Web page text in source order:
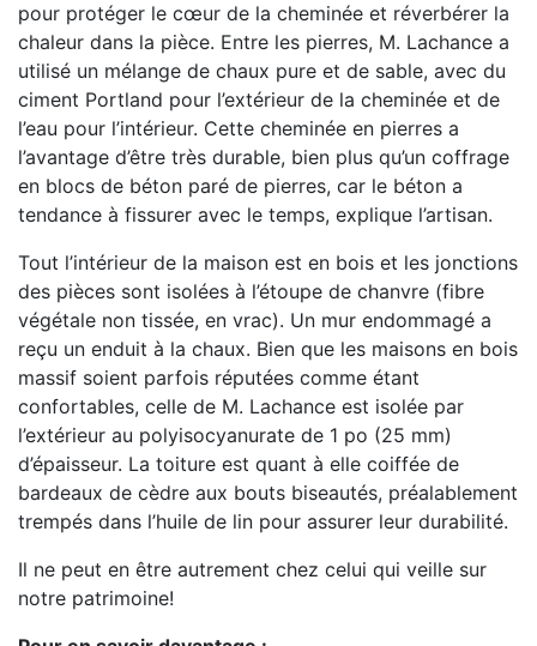
pour protéger le cœur de la cheminée et réverbérer la
chaleur dans la pièce. Entre les pierres, M. Lachance a
utilisé un mélange de chaux pure et de sable, avec du
ciment Portland pour l’extérieur de la cheminée et de
l’eau pour l’intérieur. Cette cheminée en pierres a
l’avantage d’être très durable, bien plus qu’un coffrage
en blocs de béton paré de pierres, car le béton a
tendance à fissurer avec le temps, explique l’artisan.
Tout l’intérieur de la maison est en bois et les jonctions
des pièces sont isolées à l’étoupe de chanvre (fibre
végétale non tissée, en vrac). Un mur endommagé a
reçu un enduit à la chaux. Bien que les maisons en bois
massif soient parfois réputées comme étant
confortables, celle de M. Lachance est isolée par
l’extérieur au polyisocyanurate de 1 po (25 mm)
d’épaisseur. La toiture est quant à elle coiffée de
bardeaux de cèdre aux bouts biseautés, préalablement
trempés dans l’huile de lin pour assurer leur durabilité.
Il ne peut en être autrement chez celui qui veille sur
notre patrimoine!